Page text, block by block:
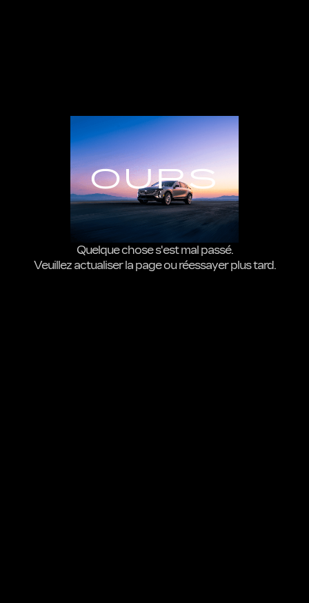
OUPS
Quelque chose s'est mal passé.
Veuillez actualiser la page ou réessayer plus tard.